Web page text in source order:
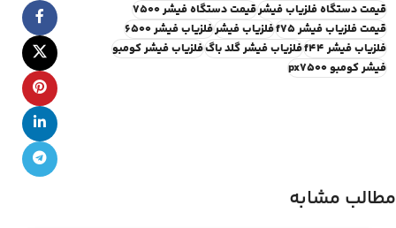
قیمت دستگاه فلزیاب فیشرقیمت دستگاه فیشر ۷۵۰۰
قیمت فلزیاب فیشر f75
فلزیاب فیشرفلزیاب فیشر 6500
فلزیاب فیشر f44
فلزیاب فیشر گلد باگفلزیاب فیشر کومبو
فیشر کومبو px7500
مطالب مشابه